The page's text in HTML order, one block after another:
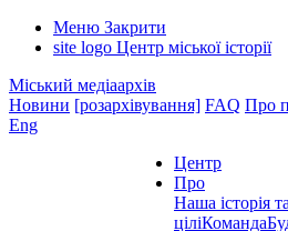
Меню Закрити
site logo Центр міської історії
Міський медіаархів
Новини [розархівування] FAQ Про
Eng
Центр
Про
Наша історія та
ціліКоманда